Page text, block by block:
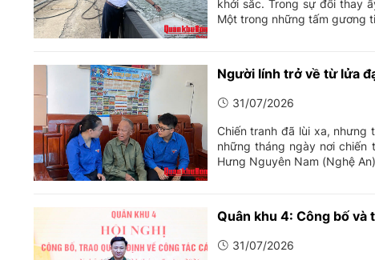
khởi sắc. Trong sự đổi thay
Một trong những tấm gương
Người lính trở về từ lửa
31/07/2026
Chiến tranh đã lùi xa,
những tháng ngày nơi chiến
Hưng Nguyên Nam (Nghệ
Quân khu 4: Công bố
31/07/2026